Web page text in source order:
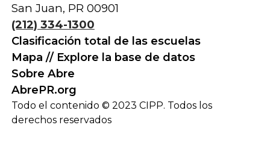
San Juan, PR 00901
(212) 334-1300
Clasificación total de las escuelas
Mapa // Explore la base de datos
Sobre Abre
AbrePR.org
Todo el contenido © 2023 CIPP. Todos los
derechos reservados